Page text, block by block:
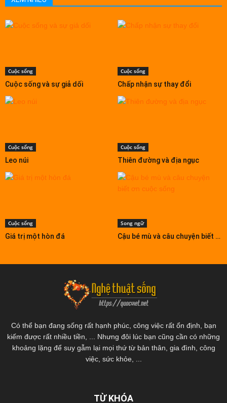
Cuộc sống
Cuộc sống và sự giả dối
Cuộc sống
Chấp nhận sự thay đổi
Cuộc sống
Leo núi
Cuộc sống
Thiên đường và địa ngục
Cuộc sống
Giá trị một hòn đá
Song ngữ
Cậu bé mù và câu chuyện biết ơn cuộc sống
Có thể bạn đang sống rất hạnh phúc, công việc rất ổn định, bạn
kiếm được rất nhiều tiền, ... Nhưng đôi lúc bạn cũng cần có những
khoảng lặng để suy gẫm lại mọi thứ từ bản thân, gia đình, công
việc, sức khỏe, ...
TỪ KHÓA